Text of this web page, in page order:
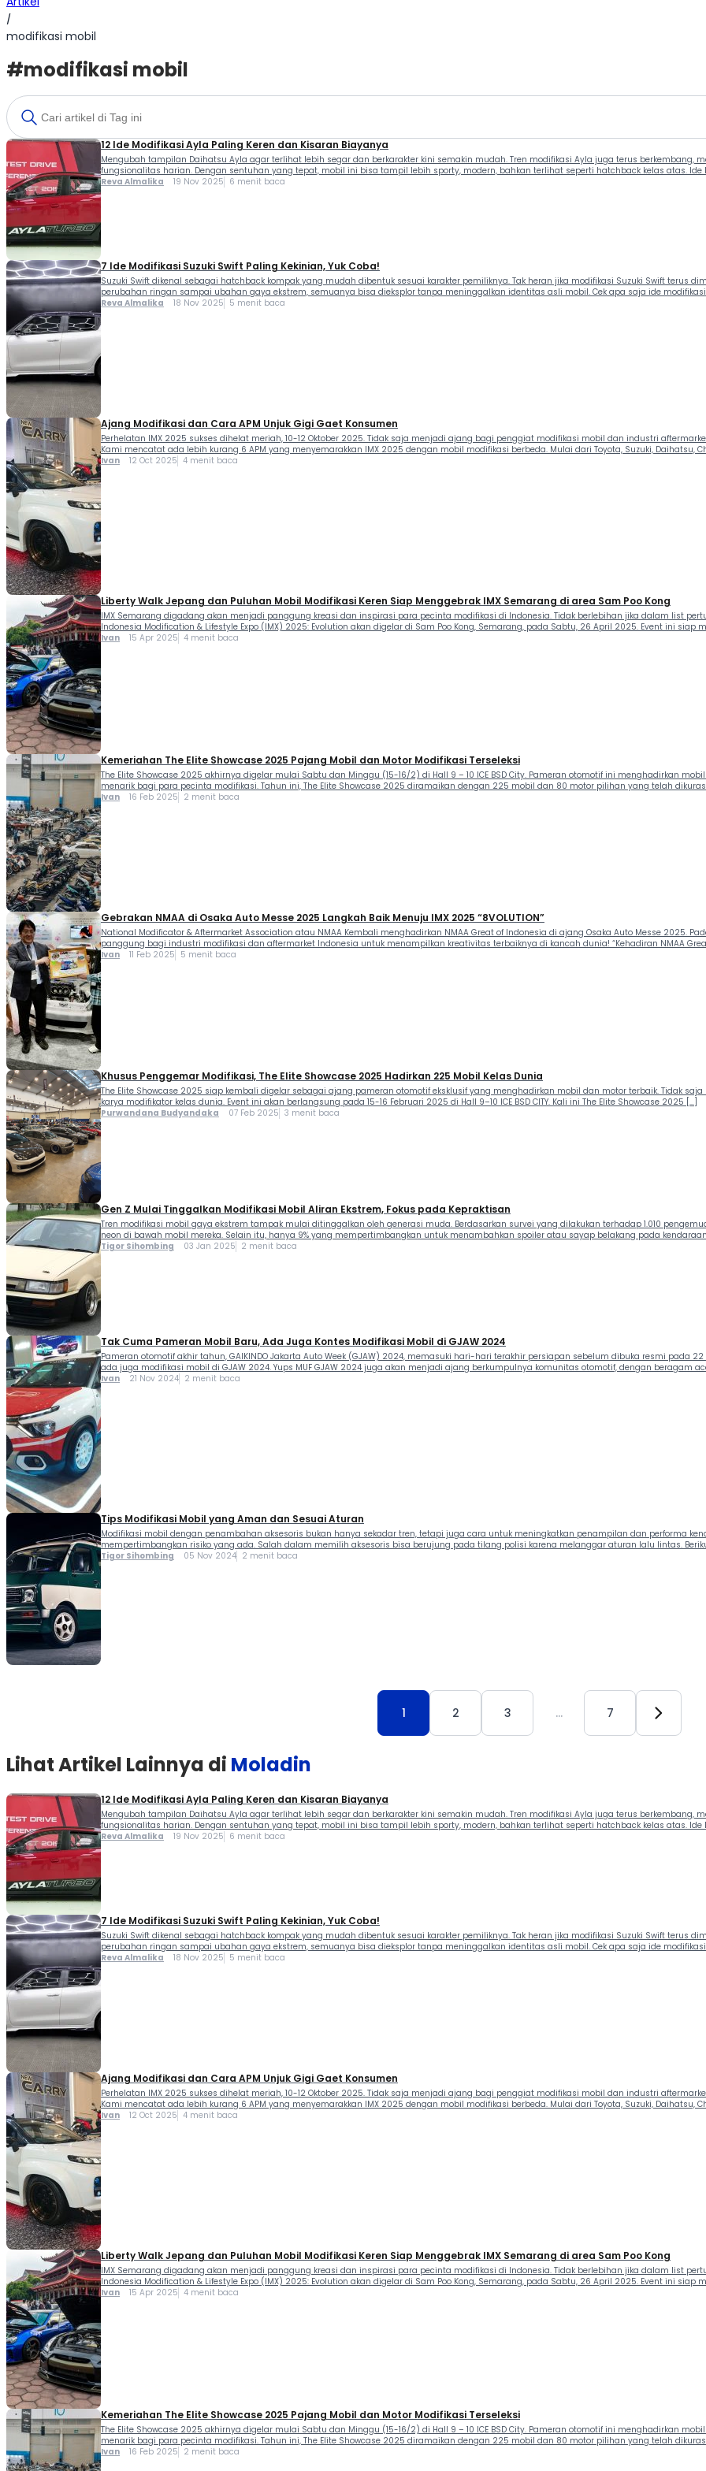
/
modifikasi mobil
#modifikasi mobil
12 Ide Modifikasi Ayla Paling Keren dan Kisaran Biayanya
Mengubah tampilan Daihatsu Ayla agar terlihat lebih segar dan berkarakter kini semakin mudah. Tren modifikasi Ayla juga terus
fungsionalitas harian. Dengan sentuhan yang tepat, mobil ini bisa tampil lebih sporty, modern, bahkan terlihat seperti hatchback kelas atas. Ide
Reva Almalika 19 Nov 2025 6 menit baca
7 Ide Modifikasi Suzuki Swift Paling Kekinian, Yuk Coba!
Suzuki Swift dikenal sebagai hatchback kompak yang mudah dibentuk sesuai karakter pemiliknya. Tak heran jika modifikasi Suzuki Swift terus
perubahan ringan sampai ubahan gaya ekstrem, semuanya bisa dieksplor tanpa meninggalkan identitas asli mobil. Cek apa saja ide
Reva Almalika 18 Nov 2025 5 menit baca
Ajang Modifikasi dan Cara APM Unjuk Gigi Gaet Konsumen
Perhelatan IMX 2025 sukses dihelat meriah, 10-12 Oktober 2025. Tidak saja menjadi ajang bagi penggiat modifikasi mobil dan industri
Kami mencatat ada lebih kurang 6 APM yang menyemarakkan IMX 2025 dengan mobil modifikasi berbeda. Mulai dari Toyota, Suzuki, Daihatsu,
Ivan 12 Oct 2025 4 menit baca
Liberty Walk Jepang dan Puluhan Mobil Modifikasi Keren Siap Menggebrak IMX Semarang di area Sam Poo Kong
IMX Semarang digadang akan menjadi panggung kreasi dan inspirasi para pecinta modifikasi di Indonesia. Tidak berlebihan jika dalam list
Indonesia Modification & Lifestyle Expo (IMX) 2025: Evolution akan digelar di Sam Poo Kong, Semarang, pada Sabtu, 26 April 2025. Event ini siap
Ivan 15 Apr 2025 4 menit baca
Kemeriahan The Elite Showcase 2025 Pajang Mobil dan Motor Modifikasi Terseleksi
The Elite Showcase 2025 akhirnya digelar mulai Sabtu dan Minggu (15-16/2) di Hall 9 – 10 ICE BSD City. Pameran otomotif ini menghadirkan
menarik bagi para pecinta modifikasi. Tahun ini, The Elite Showcase 2025 diramaikan dengan 225 mobil dan 80 motor pilihan yang telah
Ivan 16 Feb 2025 2 menit baca
Gebrakan NMAA di Osaka Auto Messe 2025 Langkah Baik Menuju IMX 2025 “8VOLUTION”
National Modificator & Aftermarket Association atau NMAA Kembali menghadirkan NMAA Great of Indonesia di ajang Osaka Auto Messe 2025.
panggung bagi industri modifikasi dan aftermarket Indonesia untuk menampilkan kreativitas terbaiknya di kancah dunia! “Kehadiran NMAA
Ivan 11 Feb 2025 5 menit baca
Khusus Penggemar Modifikasi, The Elite Showcase 2025 Hadirkan 225 Mobil Kelas Dunia
The Elite Showcase 2025 siap kembali digelar sebagai ajang pameran otomotif eksklusif yang menghadirkan mobil dan motor terbaik. Tidak
karya modifikator kelas dunia. Event ini akan berlangsung pada 15-16 Februari 2025 di Hall 9–10 ICE BSD CITY. Kali ini The Elite Showcase 2025 […]
Purwandana Budyandaka 07 Feb 2025 3 menit baca
Gen Z Mulai Tinggalkan Modifikasi Mobil Aliran Ekstrem, Fokus pada Kepraktisan
Tren modifikasi mobil gaya ekstrem tampak mulai ditinggalkan oleh generasi muda. Berdasarkan survei yang dilakukan terhadap 1.010
neon di bawah mobil mereka. Selain itu, hanya 9% yang mempertimbangkan untuk menambahkan spoiler atau sayap belakang pada
Tigor Sihombing 03 Jan 2025 2 menit baca
Tak Cuma Pameran Mobil Baru, Ada Juga Kontes Modifikasi Mobil di GJAW 2024
Pameran otomotif akhir tahun, GAIKINDO Jakarta Auto Week (GJAW) 2024, memasuki hari-hari terakhir persiapan sebelum dibuka resmi pada
ada juga modifikasi mobil di GJAW 2024. Yups MUF GJAW 2024 juga akan menjadi ajang berkumpulnya komunitas otomotif, dengan beragam
Ivan 21 Nov 2024 2 menit baca
Tips Modifikasi Mobil yang Aman dan Sesuai Aturan
Modifikasi mobil dengan penambahan aksesoris bukan hanya sekadar tren, tetapi juga cara untuk meningkatkan penampilan dan performa
mempertimbangkan risiko yang ada. Salah dalam memilih aksesoris bisa berujung pada tilang polisi karena melanggar aturan lalu lintas.
Tigor Sihombing 05 Nov 2024 2 menit baca
1 2 3 … 7
Lihat Artikel Lainnya di Moladin
12 Ide Modifikasi Ayla Paling Keren dan Kisaran Biayanya
Mengubah tampilan Daihatsu Ayla agar terlihat lebih segar dan berkarakter kini semakin mudah. Tren modifikasi Ayla juga terus
fungsionalitas harian. Dengan sentuhan yang tepat, mobil ini bisa tampil lebih sporty, modern, bahkan terlihat seperti hatchback kelas atas. Ide
Reva Almalika 19 Nov 2025 6 menit baca
7 Ide Modifikasi Suzuki Swift Paling Kekinian, Yuk Coba!
Suzuki Swift dikenal sebagai hatchback kompak yang mudah dibentuk sesuai karakter pemiliknya. Tak heran jika modifikasi Suzuki Swift terus
perubahan ringan sampai ubahan gaya ekstrem, semuanya bisa dieksplor tanpa meninggalkan identitas asli mobil. Cek apa saja ide
Reva Almalika 18 Nov 2025 5 menit baca
Ajang Modifikasi dan Cara APM Unjuk Gigi Gaet Konsumen
Perhelatan IMX 2025 sukses dihelat meriah, 10-12 Oktober 2025. Tidak saja menjadi ajang bagi penggiat modifikasi mobil dan industri
Kami mencatat ada lebih kurang 6 APM yang menyemarakkan IMX 2025 dengan mobil modifikasi berbeda. Mulai dari Toyota, Suzuki, Daihatsu,
Ivan 12 Oct 2025 4 menit baca
Liberty Walk Jepang dan Puluhan Mobil Modifikasi Keren Siap Menggebrak IMX Semarang di area Sam Poo Kong
IMX Semarang digadang akan menjadi panggung kreasi dan inspirasi para pecinta modifikasi di Indonesia. Tidak berlebihan jika dalam list
Indonesia Modification & Lifestyle Expo (IMX) 2025: Evolution akan digelar di Sam Poo Kong, Semarang, pada Sabtu, 26 April 2025. Event ini siap
Ivan 15 Apr 2025 4 menit baca
Kemeriahan The Elite Showcase 2025 Pajang Mobil dan Motor Modifikasi Terseleksi
The Elite Showcase 2025 akhirnya digelar mulai Sabtu dan Minggu (15-16/2) di Hall 9 – 10 ICE BSD City. Pameran otomotif ini menghadirkan
menarik bagi para pecinta modifikasi. Tahun ini, The Elite Showcase 2025 diramaikan dengan 225 mobil dan 80 motor pilihan yang telah
Ivan 16 Feb 2025 2 menit baca